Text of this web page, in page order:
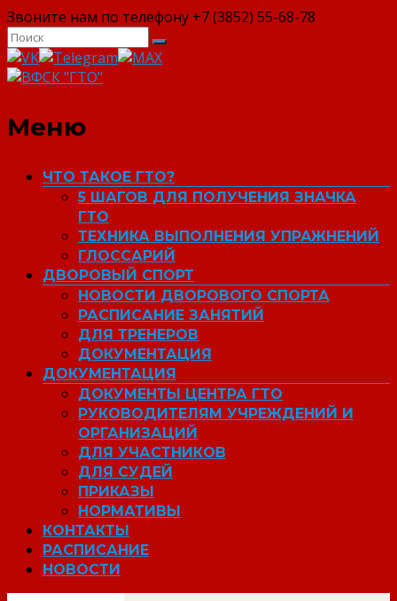
Звоните нам по телефону +7 (3852) 55-68-78
ВФСК "ГТО"
Меню
ЧТО ТАКОЕ ГТО?
5 ШАГОВ ДЛЯ ПОЛУЧЕНИЯ ЗНАЧКА
ГТО
ТЕХНИКА ВЫПОЛНЕНИЯ УПРАЖНЕНИЙ
ГЛОССАРИЙ
ДВОРОВЫЙ СПОРТ
НОВОСТИ ДВОРОВОГО СПОРТА
РАСПИСАНИЕ ЗАНЯТИЙ
ДЛЯ ТРЕНЕРОВ
ДОКУМЕНТАЦИЯ
ДОКУМЕНТАЦИЯ
ДОКУМЕНТЫ ЦЕНТРА ГТО
РУКОВОДИТЕЛЯМ УЧРЕЖДЕНИЙ И
ОРГАНИЗАЦИЙ
ДЛЯ УЧАСТНИКОВ
ДЛЯ СУДЕЙ
ПРИКАЗЫ
НОРМАТИВЫ
КОНТАКТЫ
РАСПИСАНИЕ
НОВОСТИ